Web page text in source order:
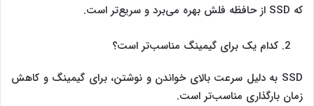
که SSD از حافظه فلش بهره می‌برد و سریع‌تر است.
کدام یک برای گیمینگ مناسب‌تر است؟
SSD به دلیل سرعت بالای خواندن و نوشتن، برای گیمینگ و کاهش
زمان بارگذاری مناسب‌تر است.